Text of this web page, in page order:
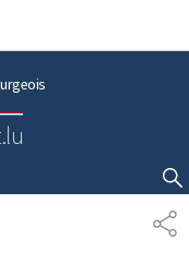
AFFICHER / MASQUER LA RECHERCHE
P
A